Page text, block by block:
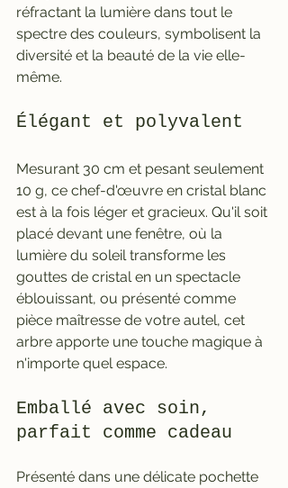
réfractant la lumière dans tout le
spectre des couleurs, symbolisent la
diversité et la beauté de la vie elle-
même.
Élégant et polyvalent
Mesurant 30 cm et pesant seulement
10 g, ce chef-d'œuvre en cristal blanc
est à la fois léger et gracieux. Qu'il soit
placé devant une fenêtre, où la
lumière du soleil transforme les
gouttes de cristal en un spectacle
éblouissant, ou présenté comme
pièce maîtresse de votre autel, cet
arbre apporte une touche magique à
n'importe quel espace.
Emballé avec soin,
parfait comme cadeau
Présenté dans une délicate pochette